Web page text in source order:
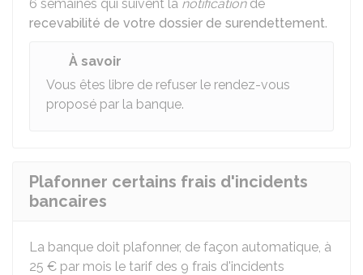
6 semaines qui suivent la notificationde
recevabilité de votre dossier de surendettement.
À savoir
Vous êtes libre de refuser le rendez-vous
proposé par la banque.
Plafonner certains frais d'incidents
bancaires
La banque doit plafonner, de façon automatique, à
25 € par mois le tarif des 9 frais d'incidents